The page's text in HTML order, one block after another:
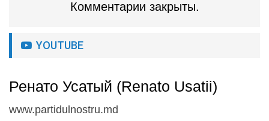
Комментарии закрыты.
YOUTUBE
Ренато Усатый (Renato Usatii)
www.partidulnostru.md